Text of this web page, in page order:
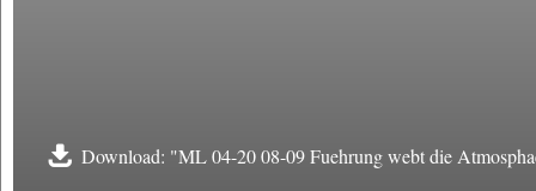
Download: "ML 04-20 08-09 Fuehrung webt die